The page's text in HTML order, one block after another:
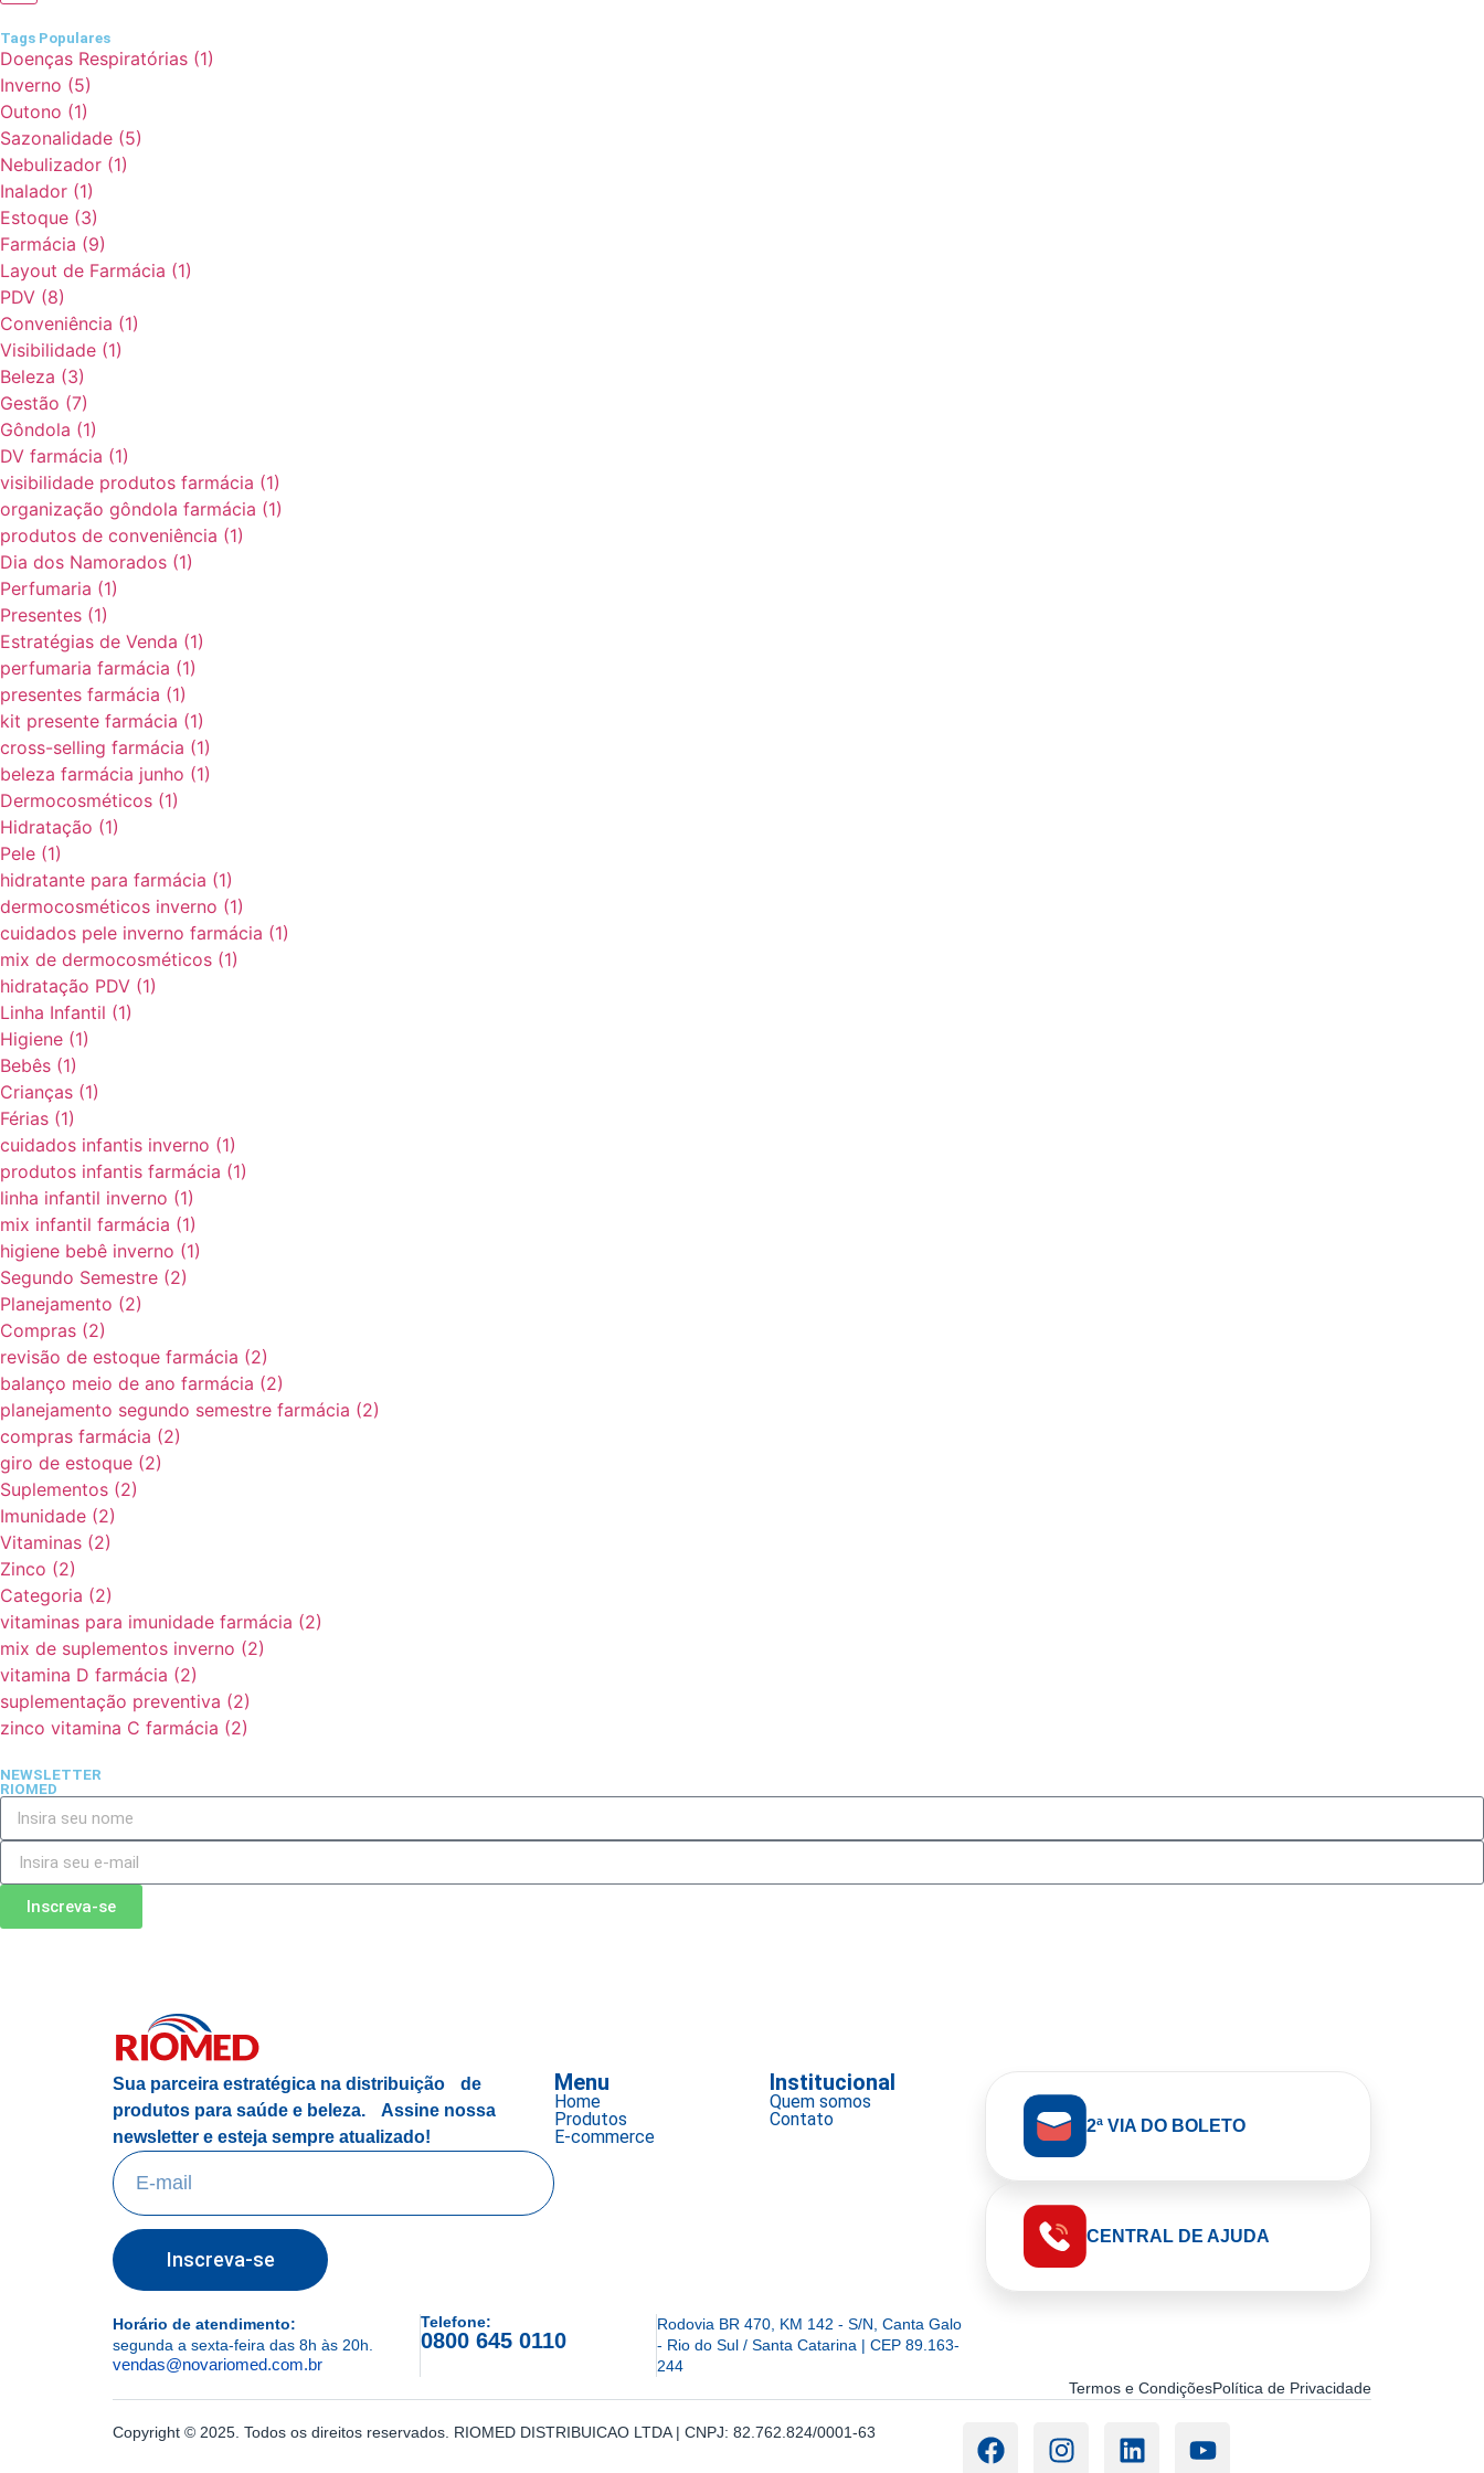
Tags Populares
Doenças Respiratórias (1)
Inverno (5)
Outono (1)
Sazonalidade (5)
Nebulizador (1)
Inalador (1)
Estoque (3)
Farmácia (9)
Layout de Farmácia (1)
PDV (8)
Conveniência (1)
Visibilidade (1)
Beleza (3)
Gestão (7)
Gôndola (1)
DV farmácia (1)
visibilidade produtos farmácia (1)
organização gôndola farmácia (1)
produtos de conveniência (1)
Dia dos Namorados (1)
Perfumaria (1)
Presentes (1)
Estratégias de Venda (1)
perfumaria farmácia (1)
presentes farmácia (1)
kit presente farmácia (1)
cross-selling farmácia (1)
beleza farmácia junho (1)
Dermocosméticos (1)
Hidratação (1)
Pele (1)
hidratante para farmácia (1)
dermocosméticos inverno (1)
cuidados pele inverno farmácia (1)
mix de dermocosméticos (1)
hidratação PDV (1)
Linha Infantil (1)
Higiene (1)
Bebês (1)
Crianças (1)
Férias (1)
cuidados infantis inverno (1)
produtos infantis farmácia (1)
linha infantil inverno (1)
mix infantil farmácia (1)
higiene bebê inverno (1)
Segundo Semestre (2)
Planejamento (2)
Compras (2)
revisão de estoque farmácia (2)
balanço meio de ano farmácia (2)
planejamento segundo semestre farmácia (2)
compras farmácia (2)
giro de estoque (2)
Suplementos (2)
Imunidade (2)
Vitaminas (2)
Zinco (2)
Categoria (2)
vitaminas para imunidade farmácia (2)
mix de suplementos inverno (2)
vitamina D farmácia (2)
suplementação preventiva (2)
zinco vitamina C farmácia (2)
NEWSLETTER
RIOMED
Inscreva-se
Sua parceira estratégica na distribuição de
produtos para saúde e beleza. Assine nossa
newsletter e esteja sempre atualizado!
Inscreva-se
Menu
Home
Produtos
E-commerce
Institucional
Quem somos
Contato
2ª VIA DO BOLETO
CENTRAL DE AJUDA
Horário de atendimento:
segunda a sexta-feira das 8h às 20h.
vendas@novariomed.com.br
Telefone:
0800 645 0110
Rodovia BR 470, KM 142 - S/N, Canta Galo
- Rio do Sul / Santa Catarina | CEP 89.163-
244
Termos e CondiçõesPolítica de Privacidade
Copyright © 2025. Todos os direitos reservados. RIOMED DISTRIBUICAO LTDA | CNPJ: 82.762.824/0001-63